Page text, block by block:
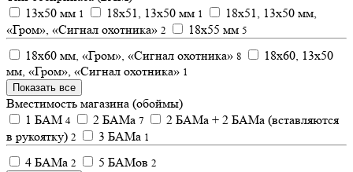
13х50 мм 1 18х51, 13х50 мм 1
18х51, 13х50 мм,
«Гром», «Сигнал охотника» 2 18х55 мм 5
18х60 мм, «Гром», «Сигнал охотника» 8
18х60, 13х50
мм, «Гром», «Сигнал охотника» 1
Показать все
Вместимость магазина (обоймы)
1 БАМ 4 2 БАМа 7
2 БАМа + 2 БАМа (вставляются
в рукоятку) 2 3 БАМа 1
4 БАМа 2 5 БАМов 2